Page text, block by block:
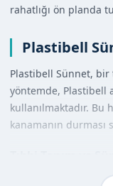
rahatlığı ön planda
Plastibell
Plastibell Sünnet,
yöntemde, Plastibell
kullanılmaktadır.
kanamanın durması
Plastibell Sünnet,